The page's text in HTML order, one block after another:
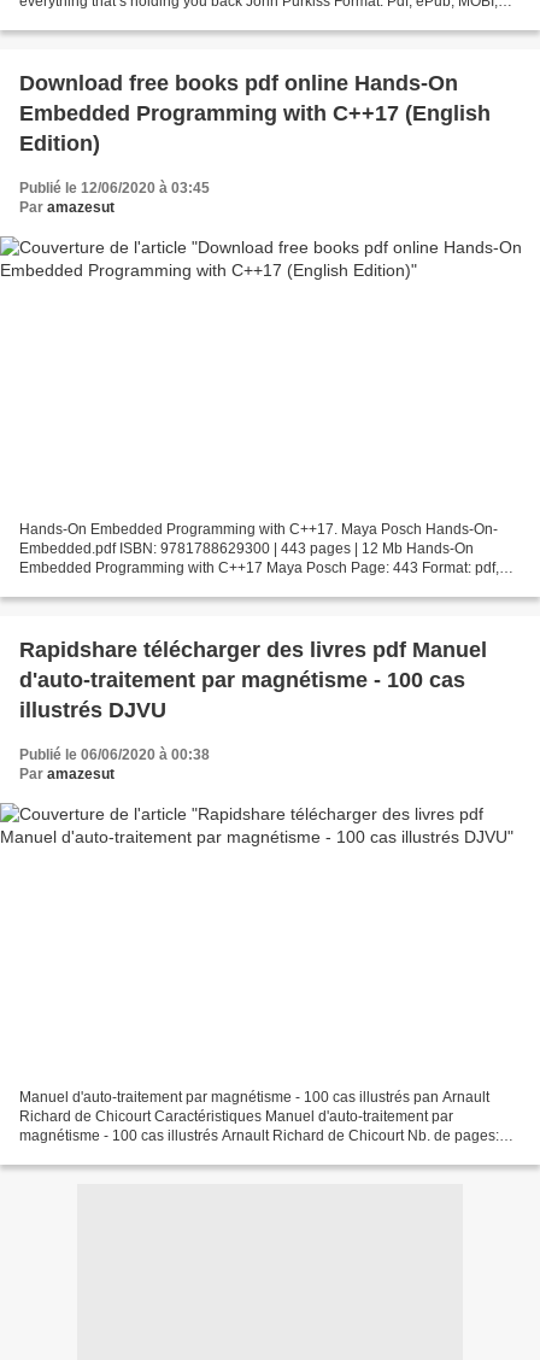
Download free books pdf online Hands-On
Embedded Programming with C++17 (English
Edition)
Publié le 12/06/2020 à 03:45
Par amazesut
Hands-On Embedded Programming with C++17. Maya Posch Hands-On-
Embedded.pdf ISBN: 9781788629300 | 443 pages | 12 Mb Hands-On
Embedded Programming with C++17 Maya Posch Page: 443 Format: pdf,
Rapidshare télécharger des livres pdf Manuel
d'auto-traitement par magnétisme - 100 cas
illustrés DJVU
Publié le 06/06/2020 à 00:38
Par amazesut
Manuel d'auto-traitement par magnétisme - 100 cas illustrés pan Arnault
Richard de Chicourt Caractéristiques Manuel d'auto-traitement par
magnétisme - 100 cas illustrés Arnault Richard de Chicourt Nb. de pages: